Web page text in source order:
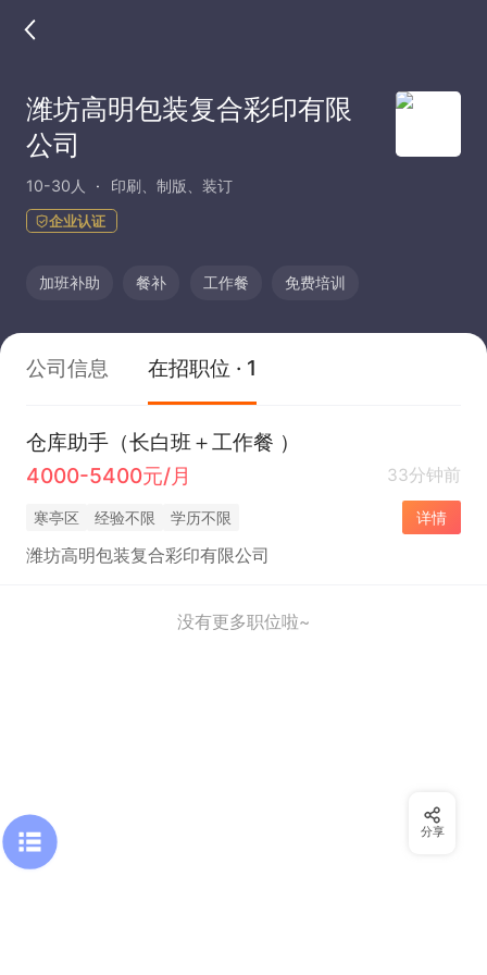
潍坊高明包装复合彩印有限
公司
10-30人 印刷、制版、装订
企业认证
加班补助 餐补 工作餐 免费培训
公司信息 在招职位 · 1
仓库助手（长白班＋工作餐 ）
4000-5400元/月
33分钟前
寒亭区 经验不限 学历不限 详情
潍坊高明包装复合彩印有限公司
没有更多职位啦~
分享